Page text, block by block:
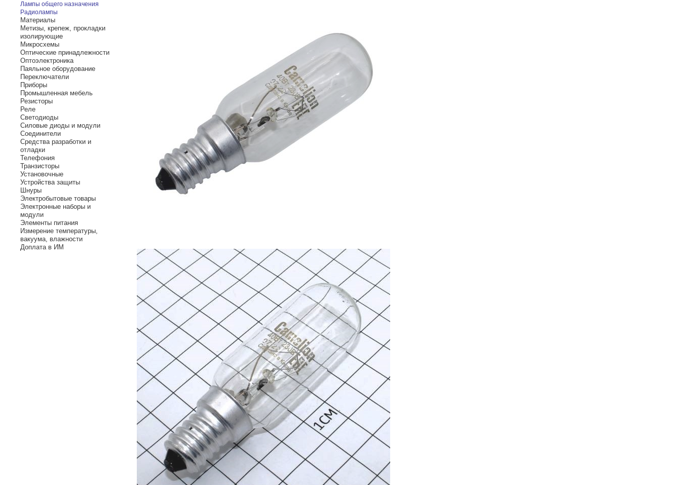
Лампы общего назначения
Радиолампы
Материалы
Метизы, крепеж, прокладки
изолирующие
Микросхемы
Оптические принадлежности
Оптоэлектроника
Паяльное оборудование
Переключатели
Приборы
Промышленная мебель
Резисторы
Реле
Светодиоды
Силовые диоды и модули
Соединители
Средства разработки и
отладки
Телефония
Транзисторы
Установочные
Устройства защиты
Шнуры
Электробытовые товары
Электронные наборы и
модули
Элементы питания
Измерение температуры,
вакуума, влажности
Доплата в ИМ